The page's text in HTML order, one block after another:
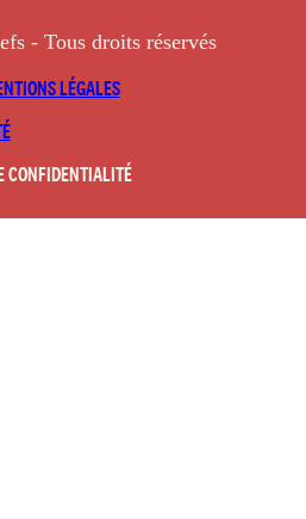
- Tous droits réservés
LÉGALES
CONFIDENTIALITÉ